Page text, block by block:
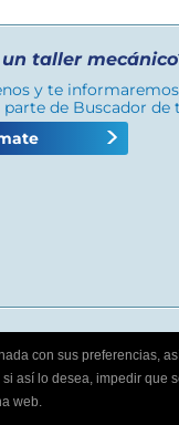
un taller
y te
de Buscador de
con sus preferencias,
así lo desea, impedir que
web.